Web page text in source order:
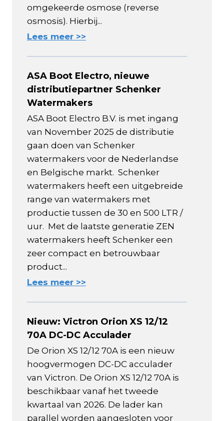
omgekeerde osmose (reverse
osmosis). Hierbij...
Lees meer >>
ASA Boot Electro, nieuwe
distributiepartner Schenker
Watermakers
ASA Boot Electro B.V. is met ingang
van November 2025 de distributie
gaan doen van Schenker
watermakers voor de Nederlandse
en Belgische markt. Schenker
watermakers heeft een uitgebreide
range van watermakers met
productie tussen de 30 en 500 LTR /
uur. Met de laatste generatie ZEN
watermakers heeft Schenker een
zeer compact en betrouwbaar
product...
Lees meer >>
Nieuw: Victron Orion XS 12/12
70A DC-DC Acculader
De Orion XS 12/12 70A is een nieuw
hoogvermogen DC-DC acculader
van Victron. De Orion XS 12/12 70A is
beschikbaar vanaf het tweede
kwartaal van 2026. De lader kan
parallel worden aangesloten voor